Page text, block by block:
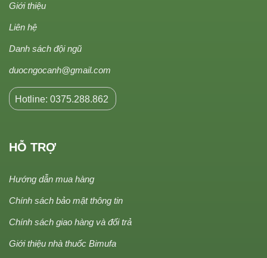
Giới thiệu
Liên hệ
Danh sách đội ngũ
duocngocanh@gmail.com
Hotline: 0375.288.862
HỖ TRỢ
Hướng dẫn mua hàng
Chính sách bảo mật thông tin
Chính sách giao hàng và đổi trả
Giới thiệu nhà thuốc Bimufa